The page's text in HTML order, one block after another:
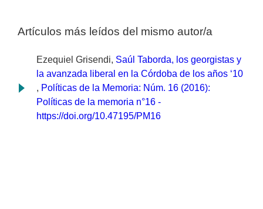
Artículos más leídos del mismo autor/a
Ezequiel Grisendi, Saúl Taborda, los georgistas y
la avanzada liberal en la Córdoba de los años ‘10
, Políticas de la Memoria: Núm. 16 (2016):
Políticas de la memoria n°16 -
https://doi.org/10.47195/PM16